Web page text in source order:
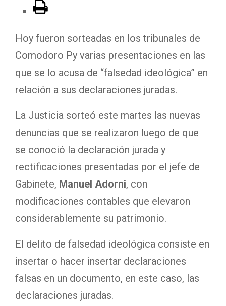
Hoy fueron sorteadas en los tribunales de
Comodoro Py varias presentaciones en las
que se lo acusa de “falsedad ideológica” en
relación a sus declaraciones juradas.
La Justicia sorteó este martes las nuevas
denuncias que se realizaron luego de que
se conoció la declaración jurada y
rectificaciones presentadas por el jefe de
Gabinete, Manuel Adorni, con
modificaciones contables que elevaron
considerablemente su patrimonio.
El delito de falsedad ideológica consiste en
insertar o hacer insertar declaraciones
falsas en un documento, en este caso, las
declaraciones juradas.